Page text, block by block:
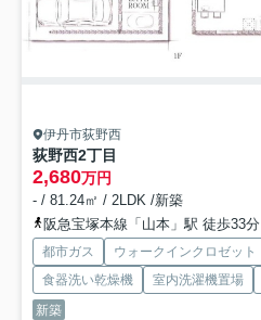
伊丹市荻野西
荻野西2丁目
2,680万円
- / 81.24㎡ / 2LDK /新築
阪急宝塚本線「山本」駅 徒歩33分
都市ガス ウォークインクロゼット
食器洗い乾燥機
室内洗濯機置場
新築